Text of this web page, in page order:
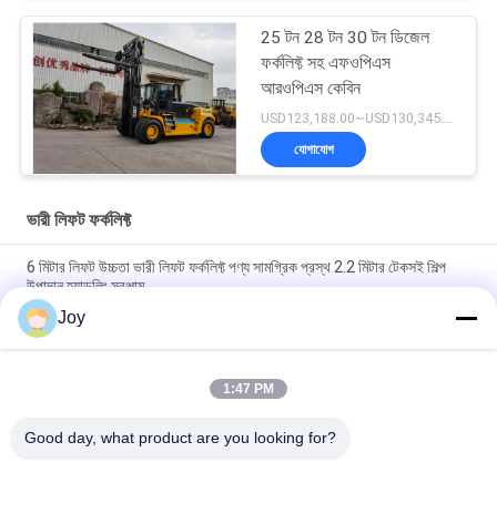
25 টন 28 টন 30 টন ডিজেল
ফর্কলিফ্ট সহ এফওপিএস
আরওপিএস কেবিন
USD123,188.00~USD130,345.00/ Unit MOQ:1 একক
যোগাযোগ
ভারী লিফট ফর্কলিফ্ট
6 মিটার লিফট উচ্চতা ভারী লিফট ফর্কলিফ্ট পণ্য সামগ্রিক প্রস্থ 2.2 মিটার টেকসই শিল্প
উপাদান হ্যান্ডলিং সরঞ্জাম
বক্স টাইপ ইনার আউটার মাস্ট কাউন্টারব্যালেন্স ফর্কলিফ্ট সামগ্রিক আকার
৭২০০x২৫৫০x৩৪৬০মিমি গুদামঘরের জন্য হেভি ডিউটি ​​লিফটিং ভেহিকেল
210 বার হাইড্রোলিক সিস্টেম চাপ ভারী লিফট ফোর্কলিফ্ট নামমাত্র ক্ষমতা 16000 কেজি
Joy
1:47 PM
Good day, what product are you looking for?